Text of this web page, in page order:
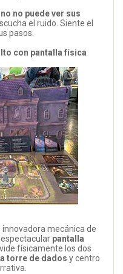
no puede ver sus
el ruido. Siente el
pasos.
con pantalla física
innovadora mecánica de
pantalla
físicamente los dos
torre de dados y centro